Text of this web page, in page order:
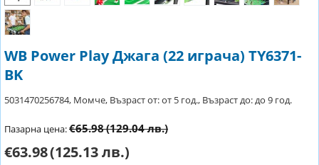
WB Power Play Джага (22 играча) TY6371-
BK
5031470256784, Момче, Възраст от: от 5 год., Възраст до: до 9 год.
Пазарна цена:€65.98(129.04 лв.)
€63.98(125.13 лв.)